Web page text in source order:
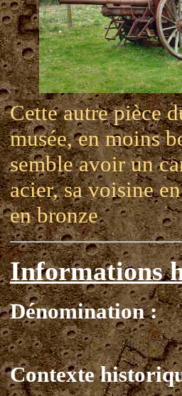
Cette autre pièce
musée, en moins
semble avoir un
acier, sa voisine
en bronze
Informations
Dénomination :
Contexte